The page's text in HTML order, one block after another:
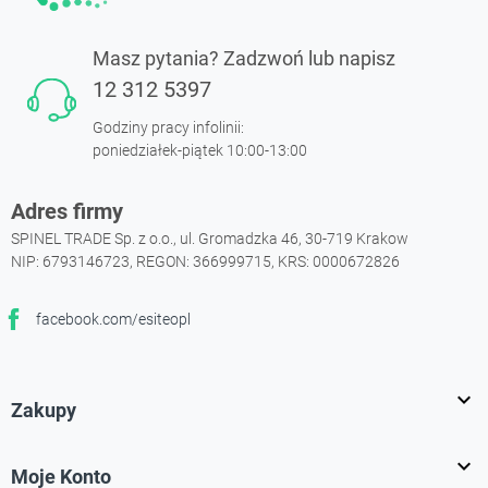
Masz pytania? Zadzwoń lub napisz
12 312 5397
Godziny pracy infolinii:
poniedziałek-piątek 10:00-13:00
Adres firmy
SPINEL TRADE Sp. z o.o., ul. Gromadzka 46, 30-719 Krakow
NIP: 6793146723, REGON: 366999715, KRS: 0000672826
facebook.com/esiteopl
Facebook
Zakupy 
Moje Konto 